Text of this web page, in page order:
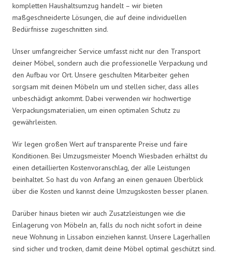
kompletten Haushaltsumzug handelt – wir bieten
maßgeschneiderte Lösungen, die auf deine individuellen
Bedürfnisse zugeschnitten sind.
Unser umfangreicher Service umfasst nicht nur den Transport
deiner Möbel, sondern auch die professionelle Verpackung und
den Aufbau vor Ort. Unsere geschulten Mitarbeiter gehen
sorgsam mit deinen Möbeln um und stellen sicher, dass alles
unbeschädigt ankommt. Dabei verwenden wir hochwertige
Verpackungsmaterialien, um einen optimalen Schutz zu
gewährleisten.
Wir legen großen Wert auf transparente Preise und faire
Konditionen. Bei Umzugsmeister Moench Wiesbaden erhältst du
einen detaillierten Kostenvoranschlag, der alle Leistungen
beinhaltet. So hast du von Anfang an einen genauen Überblick
über die Kosten und kannst deine Umzugskosten besser planen.
Darüber hinaus bieten wir auch Zusatzleistungen wie die
Einlagerung von Möbeln an, falls du noch nicht sofort in deine
neue Wohnung in Lissabon einziehen kannst. Unsere Lagerhallen
sind sicher und trocken, damit deine Möbel optimal geschützt sind.